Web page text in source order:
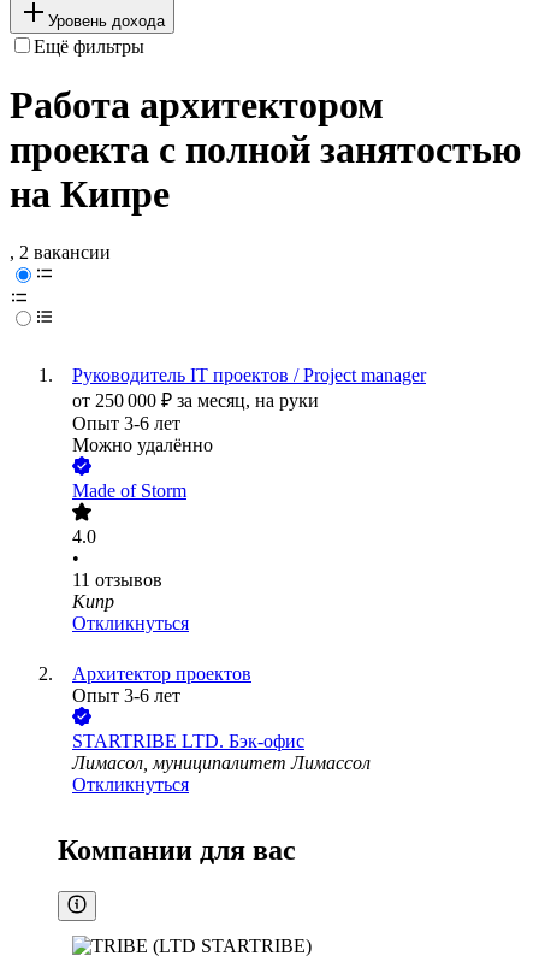
Уровень дохода
Ещё фильтры
Работа архитектором
проекта с полной занятостью
на Кипре
, 2 вакансии
Руководитель IT проектов / Project manager
от 250 000 ₽ за месяц, на руки
Опыт 3-6 лет
Можно удалённо
Made of Storm
4.0
•
11 отзывов
Кипр
Откликнуться
Архитектор проектов
Опыт 3-6 лет
STARTRIBE LTD. Бэк-офис
Лимасол, муниципалитет Лимассол
Откликнуться
Компании для вас